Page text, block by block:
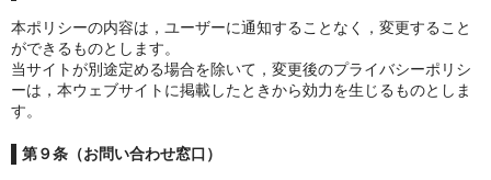
本ポリシーの内容は，ユーザーに通知することなく，変更すること
ができるものとします。
当サイトが別途定める場合を除いて，変更後のプライバシーポリシ
ーは，本ウェブサイトに掲載したときから効力を生じるものとしま
す。
第９条（お問い合わせ窓口）